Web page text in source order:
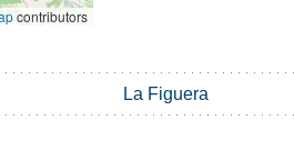
contributors
La Figuera